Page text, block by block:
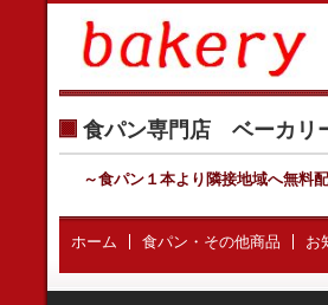
食パン専門店 ベーカ
～食パン１本より隣接地域へ無料
ホーム 食パン・その他商品 お